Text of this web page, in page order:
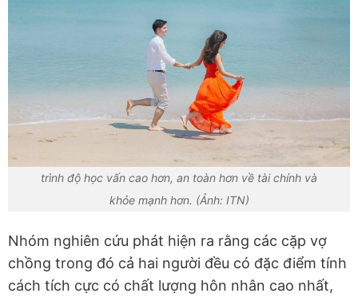
trình độ học vấn cao hơn, an toàn hơn về tài chính và
khỏe mạnh hơn. (Ảnh: ITN)
Nhóm nghiên cứu phát hiện ra rằng các cặp vợ
chồng trong đó cả hai người đều có đặc điểm tính
cách tích cực có chất lượng hôn nhân cao nhất,